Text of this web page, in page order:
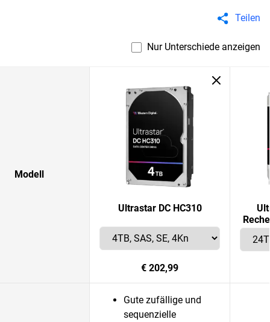
Teilen
Nur Unterschiede anzeigen
Modell
Ultrastar DC HC310
€ 202,99
Gute zufällige und
sequenzielle